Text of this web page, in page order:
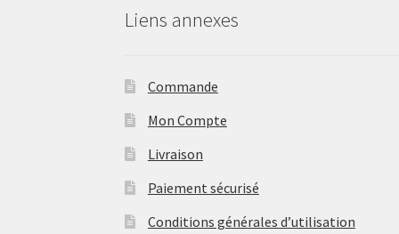
Liens annexes
Commande
Mon Compte
Livraison
Paiement sécurisé
Conditions générales d’utilisation